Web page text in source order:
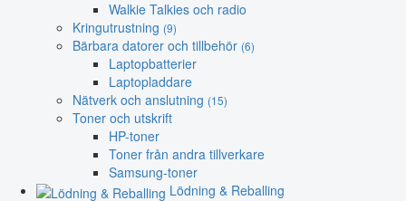
Walkie Talkies och radio
Kringutrustning (9)
Bärbara datorer och tillbehör (6)
Laptopbatterier
Laptopladdare
Nätverk och anslutning (15)
Toner och utskrift
HP-toner
Toner från andra tillverkare
Samsung-toner
Lödning & Reballing